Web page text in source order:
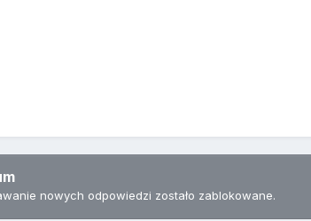
nowych odpowiedzi zostało zablokowane.